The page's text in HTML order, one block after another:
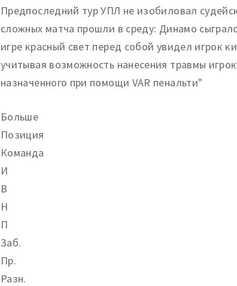
Предпоследний тур УПЛ не изобиловал
сложных матча прошли в среду: Динамо
игре красный свет перед собой увидел игрок
учитывая возможность нанесения травмы
назначенного при помощи VAR пенальти"
Больше
Позиция
Команда
И
В
Н
П
Заб.
Пр.
Разн.